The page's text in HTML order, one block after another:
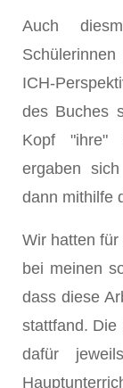
Auch
ICH-
des Buches
Kopf "ihre"
ergaben
dann mithilfe
Wir hatten
bei meinen
dass diese
stattfand. Die
dafür